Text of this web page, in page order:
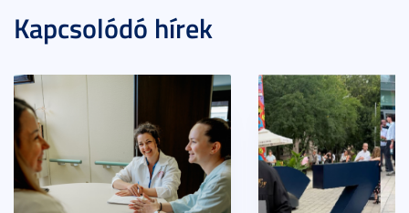
Kapcsolódó hírek